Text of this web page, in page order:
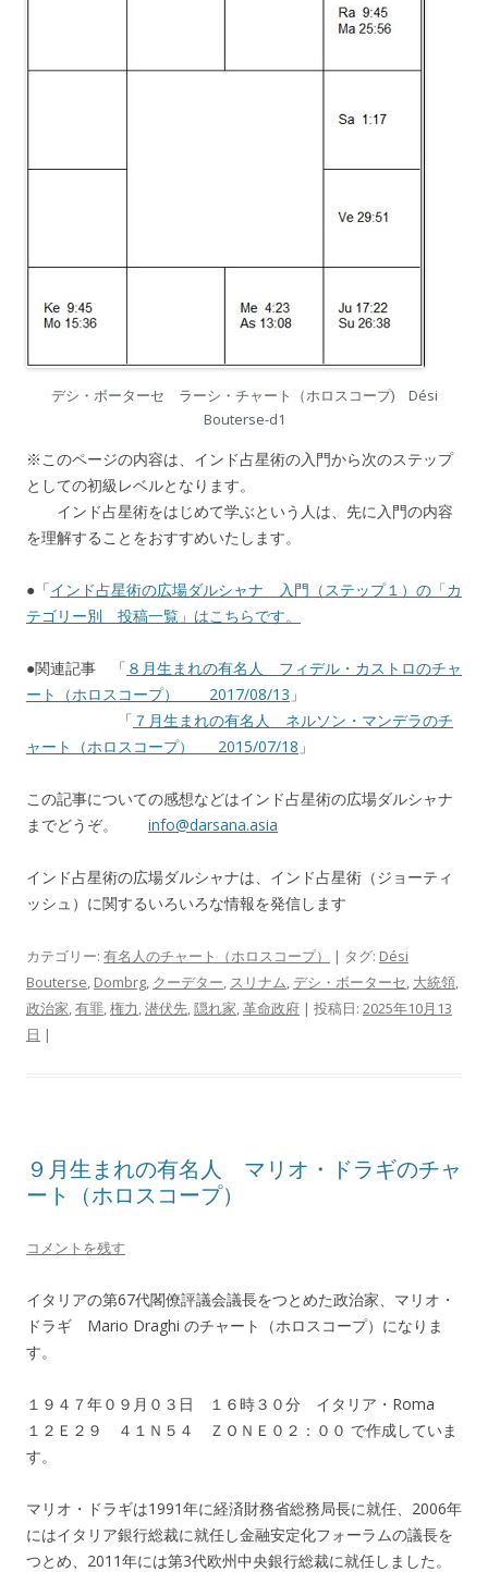
デシ・ボーターセ ラーシ・チャート（ホロスコープ) Dési
Bouterse-d1
※このページの内容は、インド占星術の入門から次のステップ
としての初級レベルとなります。
インド占星術をはじめて学ぶという人は、先に入門の内容
を理解することをおすすめいたします。
●「インド占星術の広場ダルシャナ 入門（ステップ１）の「カ
テゴリー別 投稿一覧」はこちらです。
●関連記事 「 ８月生まれの有名人 フィデル・カストロのチャ
ート（ホロスコープ） 2017/08/13 」
「 ７月生まれの有名人 ネルソン・マンデラのチ
ャート（ホロスコープ） 2015/07/18 」
この記事についての感想などはインド占星術の広場ダルシャナ
までどうぞ。 info@darsana.asia
インド占星術の広場ダルシャナは、インド占星術（ジョーティ
ッシュ）に関するいろいろな情報を発信します
カテゴリー: 有名人のチャート（ホロスコープ） | タグ: Dési
Bouterse, Dombrg, クーデター, スリナム, デシ・ボーターセ, 大統領,
政治家,有罪,権力,潜伏先,隠れ家,革命政府 | 投稿日: 2025年10月13
日 |
９月生まれの有名人 マリオ・ドラギのチャ
ート（ホロスコープ）
コメントを残す
イタリアの第67代閣僚評議会議長をつとめた政治家、マリオ・
ドラギ Mario Draghi のチャート（ホロスコープ）になりま
す。
１９４７年０９月０３日 １６時３０分 イタリア・Roma
１２Ｅ２９ ４１Ｎ５４ ＺＯＮＥ０２：００ で作成していま
す。
マリオ・ドラギは1991年に経済財務省総務局長に就任、2006年
にはイタリア銀行総裁に就任し金融安定化フォーラムの議長を
つとめ、2011年には第3代欧州中央銀行総裁に就任しました。